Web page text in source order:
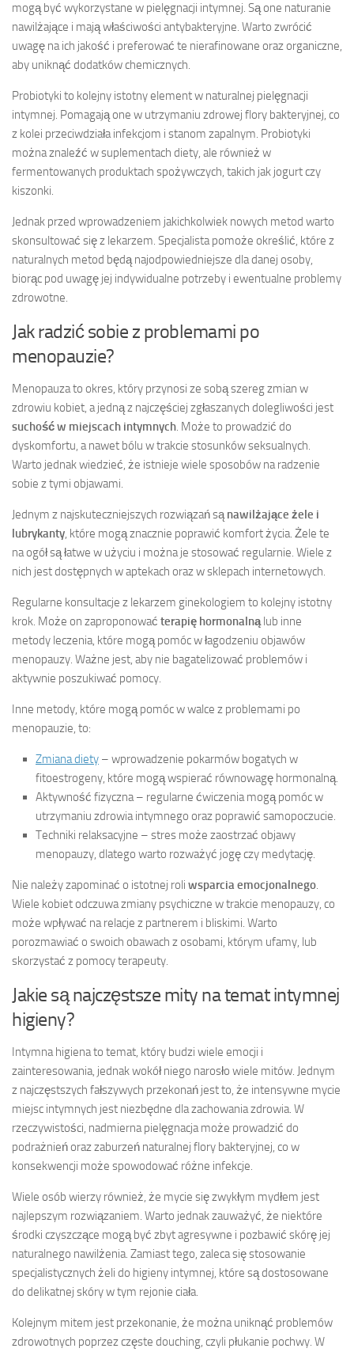
mogą być wykorzystane w pielęgnacji intymnej. Są one naturanie
nawilżające i mają właściwości antybakteryjne. Warto zwrócić
uwagę na ich jakość i preferować te nierafinowane oraz organiczne,
aby uniknąć dodatków chemicznych.
Probiotyki to kolejny istotny element w naturalnej pielęgnacji
intymnej. Pomagają one w utrzymaniu zdrowej flory bakteryjnej, co
z kolei przeciwdziała infekcjom i stanom zapalnym. Probiotyki
można znaleźć w suplementach diety, ale również w
fermentowanych produktach spożywczych, takich jak jogurt czy
kiszonki.
Jednak przed wprowadzeniem jakichkolwiek nowych metod warto
skonsultować się z lekarzem. Specjalista pomoże określić, które z
naturalnych metod będą najodpowiedniejsze dla danej osoby,
biorąc pod uwagę jej indywidualne potrzeby i ewentualne problemy
zdrowotne.
Jak radzić sobie z problemami po
menopauzie?
Menopauza to okres, który przynosi ze sobą szereg zmian w
zdrowiu kobiet, a jedną z najczęściej zgłaszanych dolegliwości jest
suchość w miejscach intymnych. Może to prowadzić do
dyskomfortu, a nawet bólu w trakcie stosunków seksualnych.
Warto jednak wiedzieć, że istnieje wiele sposobów na radzenie
sobie z tymi objawami.
Jednym z najskuteczniejszych rozwiązań sąnawilżające żele i
lubrykanty, które mogą znacznie poprawić komfort życia. Żele te
na ogół są łatwe w użyciu i można je stosować regularnie. Wiele z
nich jest dostępnych w aptekach oraz w sklepach internetowych.
Regularne konsultacje z lekarzem ginekologiem to kolejny istotny
krok. Może on zaproponować terapię hormonalnąlub inne
metody leczenia, które mogą pomóc w łagodzeniu objawów
menopauzy. Ważne jest, aby nie bagatelizować problemów i
aktywnie poszukiwać pomocy.
Inne metody, które mogą pomóc w walce z problemami po
menopauzie, to:
Zmiana diety – wprowadzenie pokarmów bogatych w
fitoestrogeny, które mogą wspierać równowagę hormonalną.
Aktywność fizyczna – regularne ćwiczenia mogą pomóc w
utrzymaniu zdrowia intymnego oraz poprawić samopoczucie.
Techniki relaksacyjne – stres może zaostrzać objawy
menopauzy, dlatego warto rozważyć jogę czy medytację.
Nie należy zapominać o istotnej roli wsparcia emocjonalnego.
Wiele kobiet odczuwa zmiany psychiczne w trakcie menopauzy, co
może wpływać na relacje z partnerem i bliskimi. Warto
porozmawiać o swoich obawach z osobami, którym ufamy, lub
skorzystać z pomocy terapeuty.
Jakie są najczęstsze mity na temat intymnej
higieny?
Intymna higiena to temat, który budzi wiele emocji i
zainteresowania, jednak wokół niego narosło wiele mitów. Jednym
z najczęstszych fałszywych przekonań jest to, że intensywne mycie
miejsc intymnych jest niezbędne dla zachowania zdrowia. W
rzeczywistości, nadmierna pielęgnacja może prowadzić do
podrażnień oraz zaburzeń naturalnej flory bakteryjnej, co w
konsekwencji może spowodować różne infekcje.
Wiele osób wierzy również, że mycie się zwykłym mydłem jest
najlepszym rozwiązaniem. Warto jednak zauważyć, że niektóre
środki czyszczące mogą być zbyt agresywne i pozbawić skórę jej
naturalnego nawilżenia. Zamiast tego, zaleca się stosowanie
specjalistycznych żeli do higieny intymnej, które są dostosowane
do delikatnej skóry w tym rejonie ciała.
Kolejnym mitem jest przekonanie, że można uniknąć problemów
zdrowotnych poprzez częste douching, czyli płukanie pochwy. W